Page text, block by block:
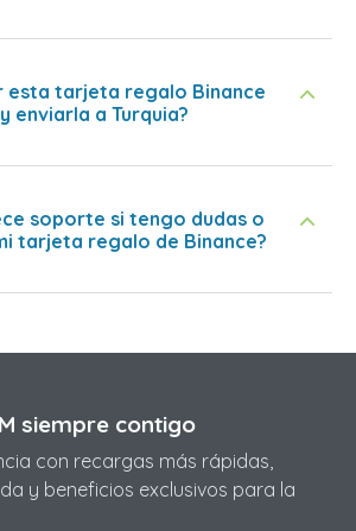
esta tarjeta regalo Binance
enviarla a Turquia?
soporte si tengo dudas o
tarjeta regalo de Binance?
siempre contigo
con recargas más rápidas,
y beneficios exclusivos para la